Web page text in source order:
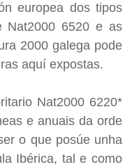
europea dos tipos
Nat2000 6520 e as
2000 galega pode
aquí expostas.
Nat2000 6220*
e anuais da orde
o que posúe unha
Ibérica, tal e como